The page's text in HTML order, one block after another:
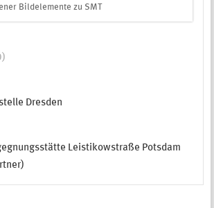
Bildelemente zu SMT
Dresden
Leistikowstraße Potsdam